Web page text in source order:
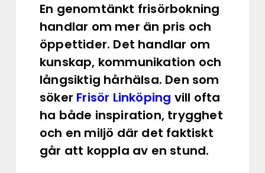
En genomtänkt frisörbokning
handlar om mer än pris och
öppettider. Det handlar om
kunskap, kommunikation och
långsiktig hårhälsa. Den som
söker Frisör Linköping vill ofta
ha både inspiration, trygghet
och en miljö där det faktiskt
går att koppla av en stund.